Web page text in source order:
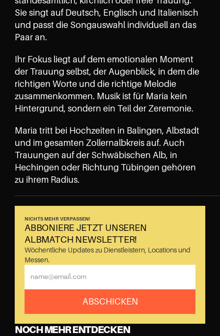
Sie singt auf Deutsch, Englisch und Italienisch
und passt die Songauswahl individuell an das
Paar an.
Ihr Fokus liegt auf dem emotionalen Moment
der Trauung selbst, der Augenblick, in dem die
richtigen Worte und die richtige Melodie
zusammenkommen. Musik ist für Maria kein
Hintergrund, sondern ein Teil der Zeremonie.
Maria tritt bei Hochzeiten in Balingen, Albstadt
und im gesamten Zollernalbkreis auf. Auch
Trauungen auf der Schwäbischen Alb, in
Hechingen oder Richtung Tübingen gehören
zu ihrem Radius.
NICHTS MEHR VERPASSEN!
ABBONIERE JETZT UNSEREN
ALBMATCH NEWSLETTER!
Wöchentliche Updates zu Dienstleistern, Locations und
Messen.
ABSCHICKEN
NOCH MEHR ENTDECKEN